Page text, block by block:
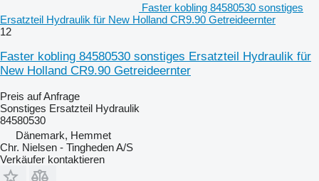
Faster kobling 84580530 sonstiges
Ersatzteil Hydraulik für New Holland CR9.90 Getreideernter
12
Faster kobling 84580530 sonstiges Ersatzteil Hydraulik für
New Holland CR9.90 Getreideernter
Preis auf Anfrage
Sonstiges Ersatzteil Hydraulik
84580530
Dänemark, Hemmet
Chr. Nielsen - Tingheden A/S
Verkäufer kontaktieren